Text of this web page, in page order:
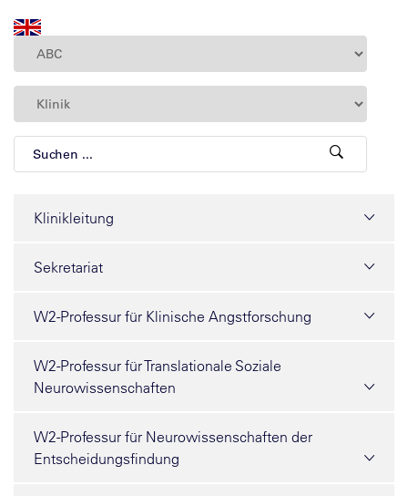
Klinikleitung
Sekretariat
W2-Professur für Klinische Angstforschung
W2-Professur für Translationale Soziale
Neurowissenschaften
W2-Professur für Neurowissenschaften der
Entscheidungsfindung